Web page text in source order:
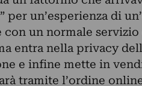
per un’esperienza di
con un normale
entra nella privacy
e infine mette in
tramite l’ordine